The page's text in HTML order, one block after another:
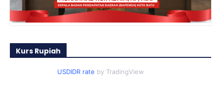
Kurs Rupiah
USDIDR rate by TradingView